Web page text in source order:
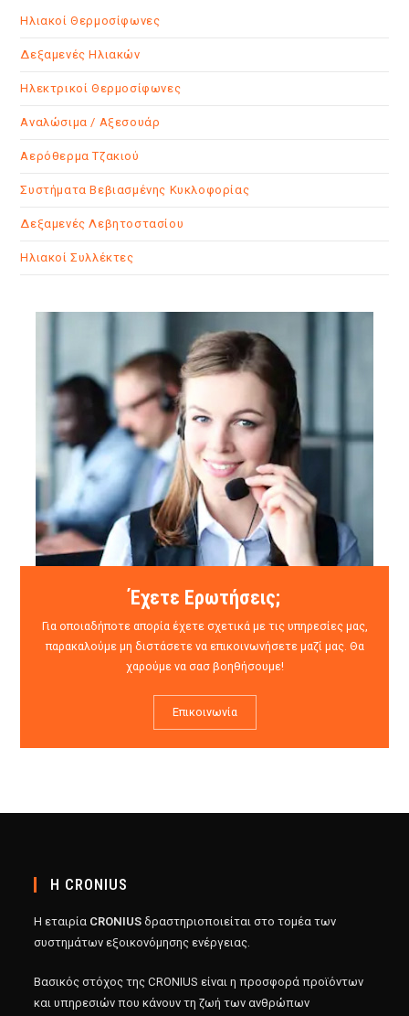
Ηλιακοί Θερμοσίφωνες
Δεξαμενές Ηλιακών
Ηλεκτρικοί Θερμοσίφωνες
Αναλώσιμα / Αξεσουάρ
Αερόθερμα Τζακιού
Συστήματα Βεβιασμένης Κυκλοφορίας
Δεξαμενές Λεβητοστασίου
Ηλιακοί Συλλέκτες
Έχετε Ερωτήσεις;
Για οποιαδήποτε απορία έχετε σχετικά με τις υπηρεσίες μας,
παρακαλούμε μη διστάσετε να επικοινωνήσετε μαζί μας. Θα
χαρούμε να σασ βοηθήσουμε!
Επικοινωνία
Η CRONIUS
Η εταιρία CRONIUSδραστηριοποιείται στο τομέα των
συστημάτων εξοικονόμησης ενέργειας.
Βασικός στόχος της CRONIUS είναι η προσφορά προϊόντων
και υπηρεσιών που κάνουν τη ζωή των ανθρώπων